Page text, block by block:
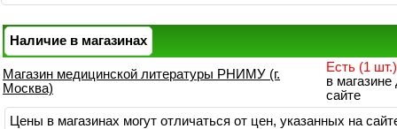
Наличие в магазинах
Магазин медицинской литературы РНИМУ (г.
Москва)
Есть (1 шт.)
в
сайте
Цены в магазинах могут отличаться от цен, указанных на